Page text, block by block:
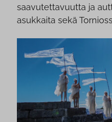
saavutettavuutta ja
asukkaita sekä